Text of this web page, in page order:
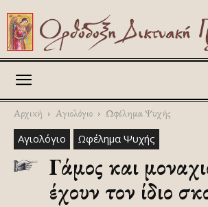
Αρχική Αγιολόγιο Ωφέλημα Ψυχής
Αγιολόγιο Ωφέλημα Ψυχής
Γάμος και
έχουν τον ίδιο